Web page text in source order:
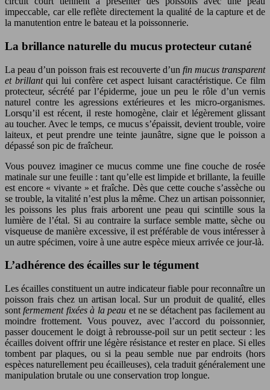
impeccable, car elle reflète directement la qualité de la capture et de
la manutention entre le bateau et la poissonnerie.
La brillance naturelle du mucus protecteur cutané
La peau d’un poisson frais est recouverte d’un fin mucus transparent
et brillantqui lui confère cet aspect luisant caractéristique. Ce film
protecteur, sécrété par l’épiderme, joue un peu le rôle d’un vernis
naturel contre les agressions extérieures et les micro-organismes.
Lorsqu’il est récent, il reste homogène, clair et légèrement glissant
au toucher. Avec le temps, ce mucus s’épaissit, devient trouble, voire
laiteux, et peut prendre une teinte jaunâtre, signe que le poisson a
dépassé son pic de fraîcheur.
Vous pouvez imaginer ce mucus comme une fine couche de rosée
matinale sur une feuille : tant qu’elle est limpide et brillante, la feuille
est encore « vivante » et fraîche. Dès que cette couche s’assèche ou
se trouble, la vitalité n’est plus la même. Chez un artisan poissonnier,
les poissons les plus frais arborent une peau qui scintille sous la
lumière de l’étal. Si au contraire la surface semble matte, sèche ou
visqueuse de manière excessive, il est préférable de vous intéresser à
un autre spécimen, voire à une autre espèce mieux arrivée ce jour-là.
L’adhérence des écailles sur le tégument
Les écailles constituent un autre indicateur fiable pour reconnaître un
poisson frais chez un artisan local. Sur un produit de qualité, elles
sont fermement fixées à la peau et ne se détachent pas facilement au
moindre frottement. Vous pouvez, avec l’accord du poissonnier,
passer doucement le doigt à rebrousse-poil sur un petit secteur : les
écailles doivent offrir une légère résistance et rester en place. Si elles
tombent par plaques, ou si la peau semble nue par endroits (hors
espèces naturellement peu écailleuses), cela traduit généralement une
manipulation brutale ou une conservation trop longue.